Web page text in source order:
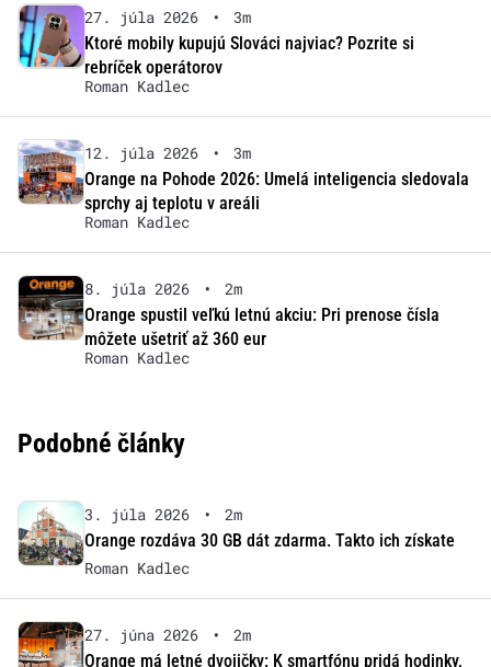
27. júla 2026 •
3m
Ktoré mobily kupujú Slováci najviac? Pozrite si
rebríček operátorov
Roman Kadlec
12. júla 2026 •
3m
Orange na Pohode 2026: Umelá inteligencia sledovala
sprchy aj teplotu v areáli
Roman Kadlec
8. júla 2026 •
2m
Orange spustil veľkú letnú akciu: Pri prenose čísla
môžete ušetriť až 360 eur
Roman Kadlec
Podobné články
3. júla 2026 •
2m
Orange rozdáva 30 GB dát zdarma. Takto ich získate
Roman Kadlec
27. júna 2026 •
2m
Orange má letné dvojičky: K smartfónu pridá hodinky,